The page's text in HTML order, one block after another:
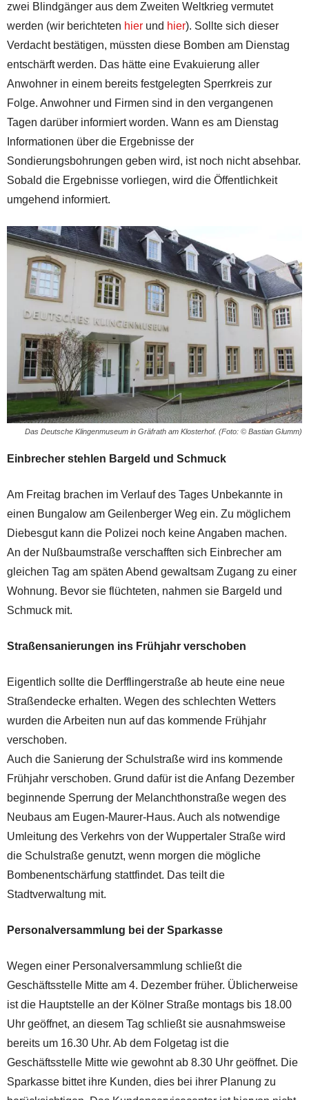
zwei Blindgänger aus dem Zweiten Weltkrieg vermutet
werden (wir berichteten hier und hier). Sollte sich dieser
Verdacht bestätigen, müssten diese Bomben am Dienstag
entschärft werden. Das hätte eine Evakuierung aller
Anwohner in einem bereits festgelegten Sperrkreis zur
Folge. Anwohner und Firmen sind in den vergangenen
Tagen darüber informiert worden. Wann es am Dienstag
Informationen über die Ergebnisse der
Sondierungsbohrungen geben wird, ist noch nicht absehbar.
Sobald die Ergebnisse vorliegen, wird die Öffentlichkeit
umgehend informiert.
Das Deutsche Klingenmuseum in Gräfrath am Klosterhof. (Foto: © Bastian Glumm)
Einbrecher stehlen Bargeld und Schmuck
Am Freitag brachen im Verlauf des Tages Unbekannte in
einen Bungalow am Geilenberger Weg ein. Zu möglichem
Diebesgut kann die Polizei noch keine Angaben machen.
An der Nußbaumstraße verschafften sich Einbrecher am
gleichen Tag am späten Abend gewaltsam Zugang zu einer
Wohnung. Bevor sie flüchteten, nahmen sie Bargeld und
Schmuck mit.
Straßensanierungen ins Frühjahr verschoben
Eigentlich sollte die Derfflingerstraße ab heute eine neue
Straßendecke erhalten. Wegen des schlechten Wetters
wurden die Arbeiten nun auf das kommende Frühjahr
verschoben.
Auch die Sanierung der Schulstraße wird ins kommende
Frühjahr verschoben. Grund dafür ist die Anfang Dezember
beginnende Sperrung der Melanchthonstraße wegen des
Neubaus am Eugen-Maurer-Haus. Auch als notwendige
Umleitung des Verkehrs von der Wuppertaler Straße wird
die Schulstraße genutzt, wenn morgen die mögliche
Bombenentschärfung stattfindet. Das teilt die
Stadtverwaltung mit.
Personalversammlung bei der Sparkasse
Wegen einer Personalversammlung schließt die
Geschäftsstelle Mitte am 4. Dezember früher. Üblicherweise
ist die Hauptstelle an der Kölner Straße montags bis 18.00
Uhr geöffnet, an diesem Tag schließt sie ausnahmsweise
bereits um 16.30 Uhr. Ab dem Folgetag ist die
Geschäftsstelle Mitte wie gewohnt ab 8.30 Uhr geöffnet. Die
Sparkasse bittet ihre Kunden, dies bei ihrer Planung zu